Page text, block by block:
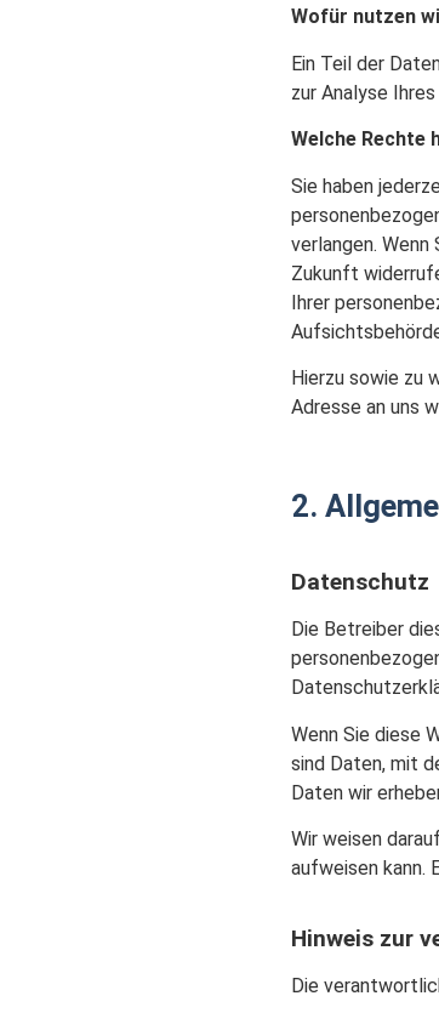
Wofür nutzen
Ein Teil der
zur Analyse
Welche Rechte
Sie haben
verlangen.
Zukunft
Ihrer
Hierzu sowie zu
Adresse an uns
2.
Datenschutz
Die Betreiber
Wenn Sie diese
sind Daten, mit
Daten wir
Wir weisen
aufweisen kann.
Hinweis zur
Die